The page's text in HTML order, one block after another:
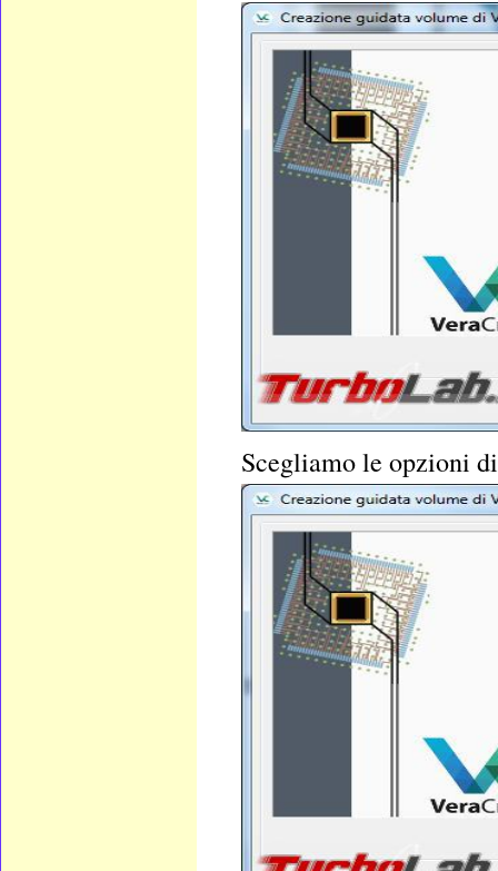
Scegliamo le opzioni